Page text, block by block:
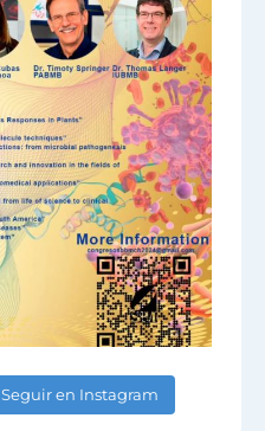
Seguir en Instagram